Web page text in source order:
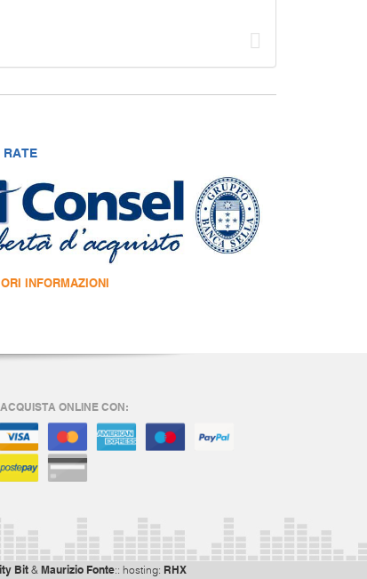
RATE
INFORMAZIONI
ACQUISTA ONLINE CON:
Bit & Maurizio Fonte:: hosting: RHX